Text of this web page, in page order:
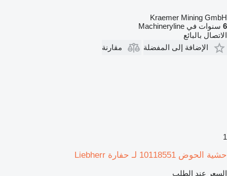
Kraemer Mining GmbH
6 سنوات في Machineryline
الاتصال بالبائع
الإضافة إلى المفضلة
مقارنة
1
حشية الحوض 10118551 لـ حفارة Liebherr
السعر عند الطلب